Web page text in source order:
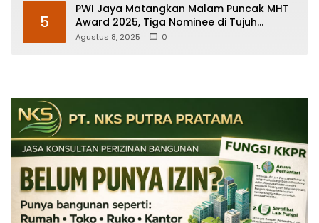
5
PWI Jaya Matangkan Malam Puncak MHT
Award 2025, Tiga Nominee di Tujuh
Kategori Siap Rebut Penghargaan
Agustus 8, 2025 0